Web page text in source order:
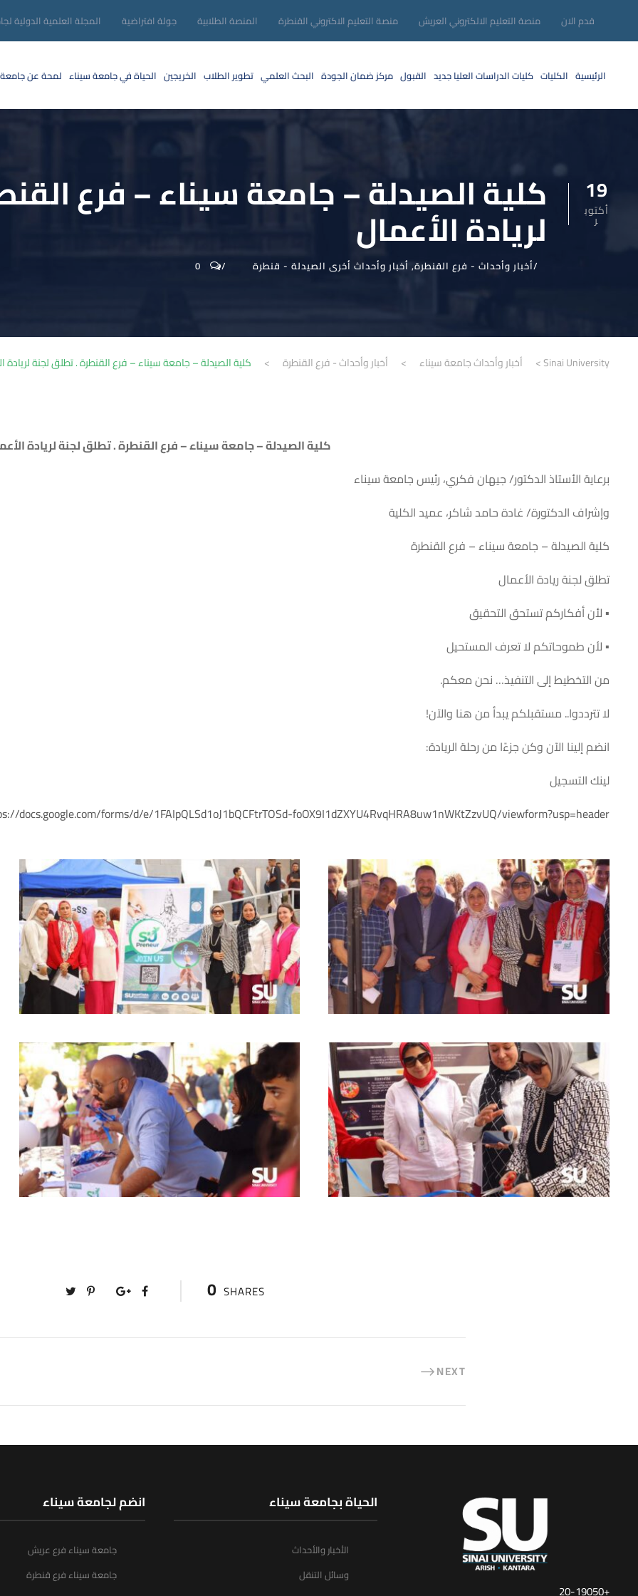
قدم الان منصة التعليم الالكتروني العريش منصة التعليم الاكتروني القنطرة المنصة الطلابية جولة افتراضية المجلة العلمية الدولية
الرئيسية الكليات كليات الدراسات العلياجديد القبول مركز ضمان الجودة البحث العلمي تطوير الطلاب الخريجين الحياة في جامعة سيناء لمحة عن
19
أكتوب
ر كلية الصيدلة – جامعة سيناء – فرع
لريادة الأعمال
أخبار وأحداث - فرع القنطرة, أخبار وأحداث أخرى الصيدلة - قنطرة 0
Sinai University
> أخبار وأحداث جامعة سيناء > أخبار وأحداث - فرع القنطرة > كلية الصيدلة – جامعة سيناء – فرع القنطرة . تطلق لجنة لريادة
كلية الصيدلة – جامعة سيناء – فرع القنطرة . تطلق لجنة لريادة
برعاية الأستاذ الدكتور/ جيهان فكري، رئيس جامعة سيناء
وإشراف الدكتورة/ غادة حامد شاكر، عميد الكلية
كلية الصيدلة – جامعة سيناء – فرع القنطرة
تطلق لجنة ريادة الأعمال
▪ لأن أفكاركم تستحق التحقيق
▪ لأن طموحاتكم لا تعرف المستحيل
من التخطيط إلى التنفيذ… نحن معكم.
لا تترددوا.. مستقبلكم يبدأ من هنا والآن!
انضم إلينا الآن وكن جزءًا من رحلة الريادة:
لينك التسجيل
docs.google.com/forms/d/e/1FAIpQLSd1oJ1bQCFtrTOSd-foOX9I1dZXYU4RvqHRA8uw1nWKtZzvUQ/viewform?usp=header
0 SHARES
NEXT
+20-19050
الحياة بجامعة سيناء
الأخبار والأحداث
وسائل التنقل
انضم لجامعة سيناء
جامعة سيناء فرع عريش
جامعة سيناء فرع قنطرة